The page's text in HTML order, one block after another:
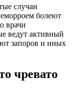
случаи
болеют
врачи
ведут активный
запоров и иных
чревато